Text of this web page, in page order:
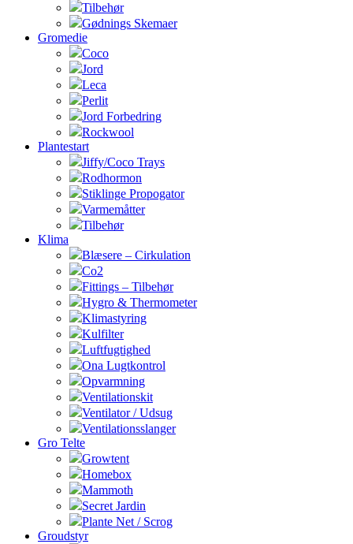
Tilbehør
Gødnings Skemaer
Gromedie
Coco
Jord
Leca
Perlit
Jord Forbedring
Rockwool
Plantestart
Jiffy/Coco Trays
Rodhormon
Stiklinge Propogator
Varmemåtter
Tilbehør
Klima
Blæsere – Cirkulation
Co2
Fittings – Tilbehør
Hygro & Thermometer
Klimastyring
Kulfilter
Luftfugtighed
Ona Lugtkontrol
Opvarmning
Ventilationskit
Ventilator / Udsug
Ventilationsslanger
Gro Telte
Growtent
Homebox
Mammoth
Secret Jardin
Plante Net / Scrog
Groudstyr